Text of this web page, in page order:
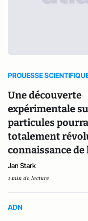
PROUESSE
Une découverte
expérimentale
particules
totalement
connaissance de
Jan Stark
1 min de lecture
ADN